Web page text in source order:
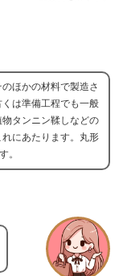
ほかの材料で製造さ
は準備工程でも一般
タンニン鞣しなどの
にあたります。丸形
。